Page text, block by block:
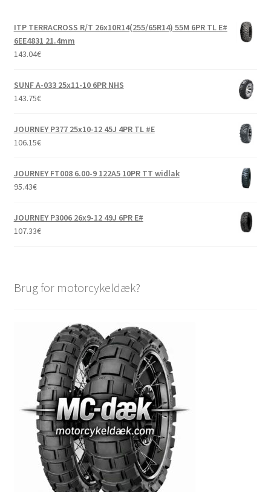
ITP TERRACROSS R/T 26x10R14(255/65R14) 55M 6PR TL E#
6EE4831 21.4mm
143.04€
SUNF A-033 25x11-10 6PR NHS
143.75€
JOURNEY P377 25x10-12 45J 4PR TL #E
106.15€
JOURNEY FT008 6.00-9 122A5 10PR TT widlak
95.43€
JOURNEY P3006 26x9-12 49J 6PR E#
107.33€
Brug for motorcykeldæk?